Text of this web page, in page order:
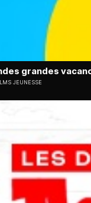
grandes
JEUNESSE